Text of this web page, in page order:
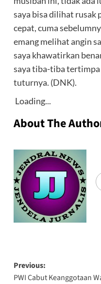
saya bisa dilihat rusak
cepat, cuma
emang melihat angin
saya khawatirkan
saya tiba-tiba tertimpa
tuturnya. (DNK).
Loading...
About The
Previous:
PWI Cabut Keanggotaan